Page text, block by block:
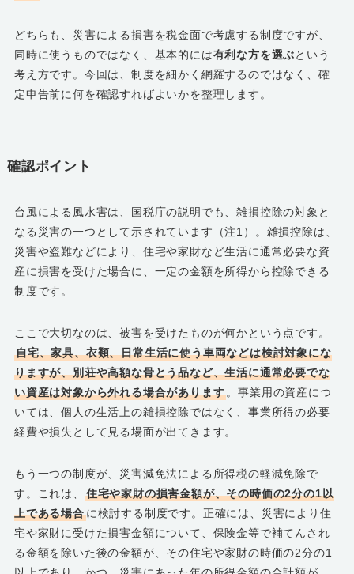
どちらも、災害による損害を税金面で考慮する制度ですが、
同時に使うものではなく、基本的には有利な方を選ぶという
考え方です。今回は、制度を細かく網羅するのではなく、確
定申告前に何を確認すればよいかを整理します。
確認ポイント
台風による風水害は、国税庁の説明でも、雑損控除の対象と
なる災害の一つとして示されています（注1）。雑損控除は、
災害や盗難などにより、住宅や家財など生活に通常必要な資
産に損害を受けた場合に、一定の金額を所得から控除できる
制度です。
ここで大切なのは、被害を受けたものが何かという点です。
自宅、家具、衣類、日常生活に使う車両などは検討対象にな
りますが、別荘や高額な骨とう品など、生活に通常必要でな
い資産は対象から外れる場合があります 。事業用の資産につ
いては、個人の生活上の雑損控除ではなく、事業所得の必要
経費や損失として見る場面が出てきます。
もう一つの制度が、災害減免法による所得税の軽減免除で
す。これは、
住宅や家財の損害金額が、その時価の2分の1以
上である場合に検討する制度です。正確には、災害により住
宅や家財に受けた損害金額について、保険金等で補てんされ
る金額を除いた後の金額が、その住宅や家財の時価の2分の1